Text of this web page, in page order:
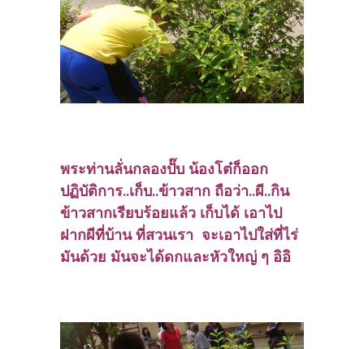
พระท่านลั่นกลองปั๊บ น้องโต๋ก็ออก
ปฏิบัติการ..เก็บ..ข้าวสาก ถือว่า..ผี..กิน
ข้าวสากเรียบร้อยแล้ว เก็บได้ เอาไป
ฝากผีที่บ้าน ที่สวนเรา จะเอาไปใส่ที่ไร่
มันด้วย มันจะได้ดกและหัวใหญ่ ๆ อิอิ